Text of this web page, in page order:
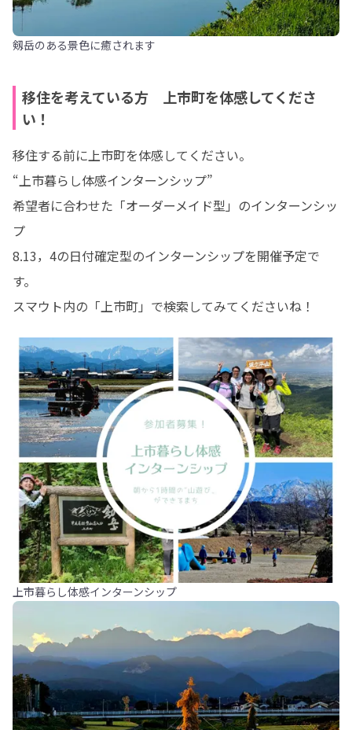
剱岳のある景色に癒されます
移住を考えている方 上市町を体感してくださ
い！
移住する前に上市町を体感してください。
“上市暮らし体感インターンシップ”
希望者に合わせた「オーダーメイド型」のインターンシッ
プ
8.13，4の日付確定型のインターンシップを開催予定で
す。
スマウト内の「上市町」で検索してみてくださいね！
上市暮らし体感インターンシップ